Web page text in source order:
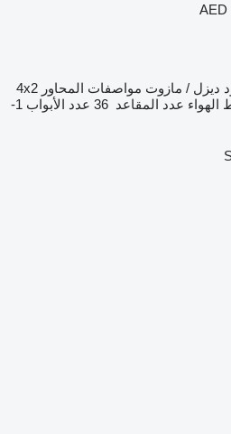
AED
ديزل / مازوت مواصفات المحاور 4x2
عدد المقاعد 36 عدد الأبواب
1-